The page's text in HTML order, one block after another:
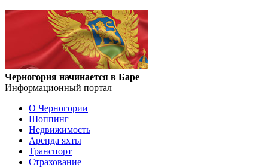
Черногория начинается в Баре
Информационный портал
О Черногории
Шоппинг
Недвижимость
Аренда яхты
Транспорт
Страхование